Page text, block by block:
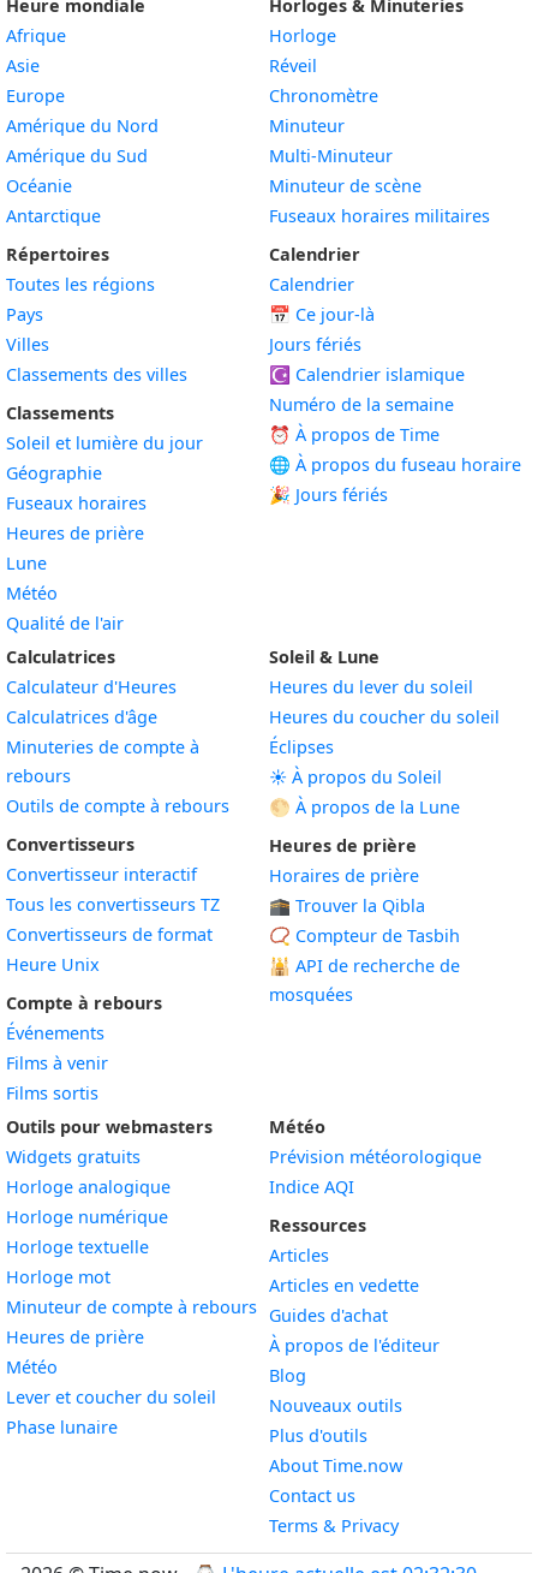
Heure mondiale
Afrique
Asie
Europe
Amérique du Nord
Amérique du Sud
Océanie
Antarctique
Répertoires
Toutes les régions
Pays
Villes
Classements des villes
Classements
Soleil et lumière du jour
Géographie
Fuseaux horaires
Heures de prière
Lune
Météo
Qualité de l'air
Horloges & Minuteries
Horloge
Réveil
Chronomètre
Minuteur
Multi-Minuteur
Minuteur de scène
Fuseaux horaires militaires
Calendrier
Calendrier
📅 Ce jour-là
Jours fériés
☪️ Calendrier islamique
Numéro de la semaine
⏰ À propos de Time
🌐 À propos du fuseau horaire
🎉 Jours fériés
Calculatrices
Calculateur d'Heures
Calculatrices d'âge
Minuteries de compte à
rebours
Outils de compte à rebours
Convertisseurs
Convertisseur interactif
Tous les convertisseurs TZ
Convertisseurs de format
Heure Unix
Compte à rebours
Événements
Films à venir
Films sortis
Soleil & Lune
Heures du lever du soleil
Heures du coucher du soleil
Éclipses
☀️ À propos du Soleil
🌕 À propos de la Lune
Heures de prière
Horaires de prière
🕋 Trouver la Qibla
📿 Compteur de Tasbih
🕌 API de recherche de
mosquées
Outils pour webmasters
Widgets gratuits
Horloge analogiqueWidget
Horloge numériqueWidget
Horloge textuelleWidget
Horloge motWidget
Minuteur de compte à rebours Widget
Heures de prièreWidget
Météo
Lever et coucher du soleil
Phase lunaireWidget
Météo
Prévision météorologique
Indice AQI
Ressources
Articles
Articles en vedette
Guides d'achat
À propos de l'éditeur
Blog
Nouveaux outils
Plus d'outils
About Time.now
Contact us
Terms & Privacy